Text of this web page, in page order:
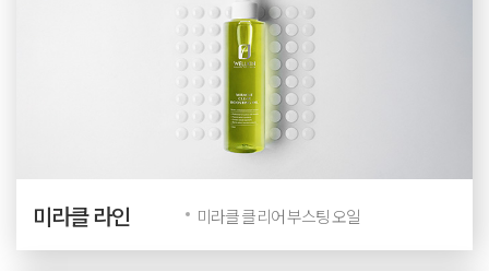
미라클 라인 미라클 클리어 부스팅 오일